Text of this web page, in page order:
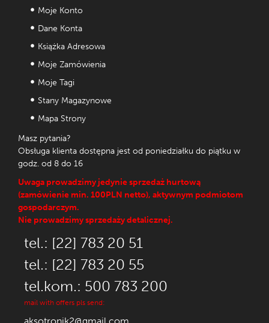
Moje Konto
Dane Konta
Książka Adresowa
Moje Zamówienia
Moje Tagi
Stany Magazynowe
Mapa Strony
Masz pytania?
Obsługa klienta dostępna jest od poniedziałku do piątku w
godz. od 8 do 16
Uwaga prowadzimy jedynie sprzedaż hurtową
(zamówienie min. 100PLN netto), aktywnym podmiotom
gospodarczym.
Nie prowadzimy sprzedaży detalicznej.
tel.: [22] 783 20 51
tel.: [22] 783 20 55
tel.kom.: 500 783 200
mail with offers pls send: